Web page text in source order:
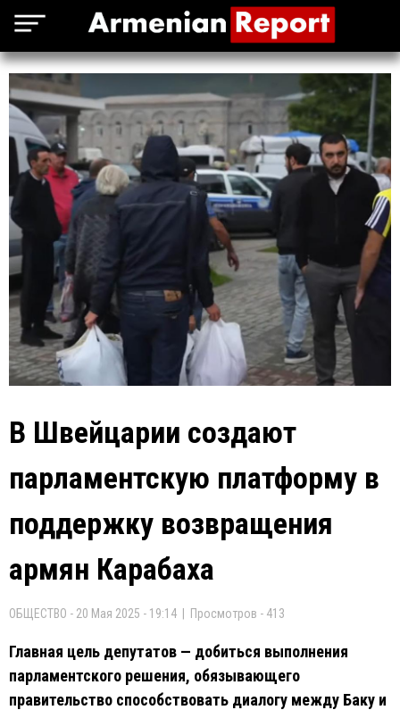
В Швейцарии создают
парламентскую платформу в
поддержку возвращения
армян Карабаха
ОБЩЕСТВО - 20 Мая 2025 - 19:14 | Просмотров - 413
Главная цель депутатов — добиться выполнения
парламентского решения, обязывающего
правительство способствовать диалогу между Баку и